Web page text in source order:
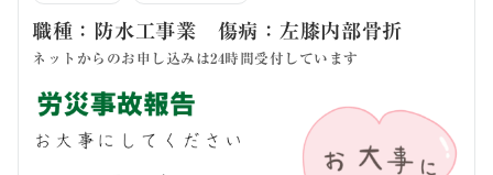
職種：防水工事業 傷病：左膝内部骨折
ネットからのお申し込みは24時間受付しています